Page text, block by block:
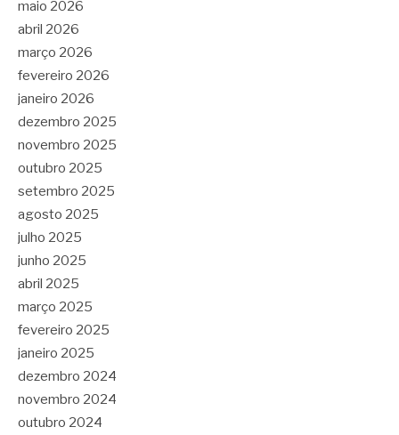
maio 2026
abril 2026
março 2026
fevereiro 2026
janeiro 2026
dezembro 2025
novembro 2025
outubro 2025
setembro 2025
agosto 2025
julho 2025
junho 2025
abril 2025
março 2025
fevereiro 2025
janeiro 2025
dezembro 2024
novembro 2024
outubro 2024